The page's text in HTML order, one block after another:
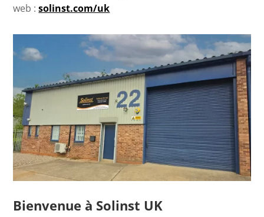
web :solinst.com/uk
Bienvenue à Solinst UK